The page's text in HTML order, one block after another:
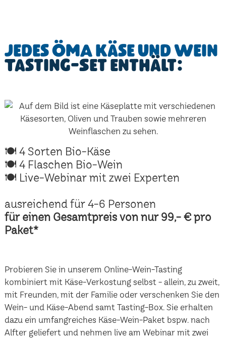
Jedes ÖMA Käse und Wein
Tasting-Set enthält:
🍽 4 Sorten Bio-Käse
🍽 4 Flaschen Bio-Wein
🍽 Live-Webinar mit zwei Experten
ausreichend für 4-6 Personen
für einen Gesamtpreis von nur 99,- € pro
Paket*
Probieren Sie in unserem Online-Wein-Tasting
kombiniert mit Käse-Verkostung selbst - allein, zu zweit,
mit Freunden, mit der Familie oder verschenken Sie den
Wein- und Käse-Abend samt Tasting-Box. Sie erhalten
dazu ein umfangreiches Käse-Wein-Paket bspw. nach
Alfter geliefert und nehmen live am Webinar mit zwei